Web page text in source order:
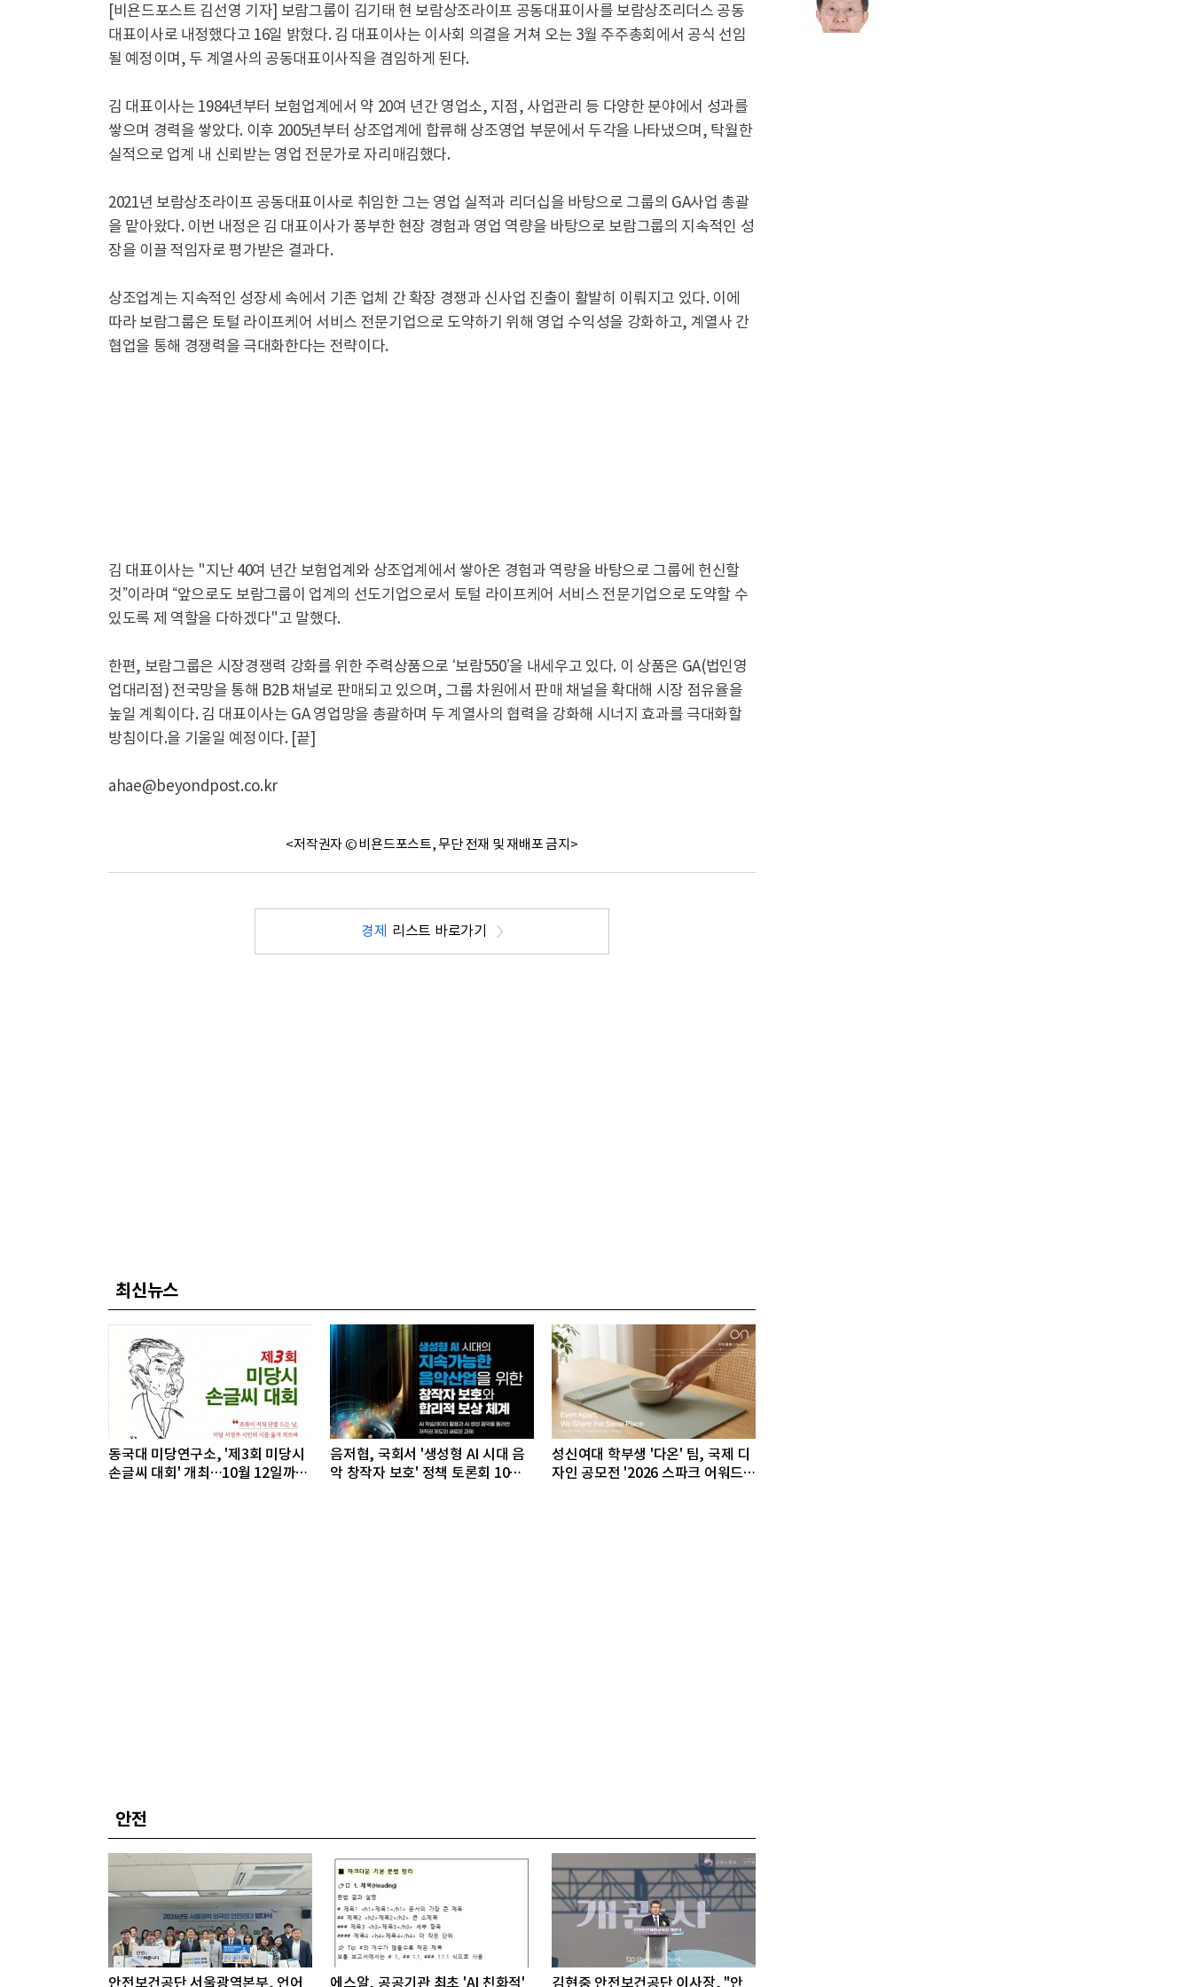
[비욘드포스트 김선영 기자] 보람그룹이 김기태 현 보람상조라이프 공동대표이사를 보람상조리더스 공동
대표이사로 내정했다고 16일 밝혔다. 김 대표이사는 이사회 의결을 거쳐 오는 3월 주주총회에서 공식 선임
될 예정이며, 두 계열사의 공동대표이사직을 겸임하게 된다.
김 대표이사는 1984년부터 보험업계에서 약 20여 년간 영업소, 지점, 사업관리 등 다양한 분야에서 성과를
쌓으며 경력을 쌓았다. 이후 2005년부터 상조업계에 합류해 상조영업 부문에서 두각을 나타냈으며, 탁월한
실적으로 업계 내 신뢰받는 영업 전문가로 자리매김했다.
2021년 보람상조라이프 공동대표이사로 취임한 그는 영업 실적과 리더십을 바탕으로 그룹의 GA사업 총괄
을 맡아왔다. 이번 내정은 김 대표이사가 풍부한 현장 경험과 영업 역량을 바탕으로 보람그룹의 지속적인 성
장을 이끌 적임자로 평가받은 결과다.
상조업계는 지속적인 성장세 속에서 기존 업체 간 확장 경쟁과 신사업 진출이 활발히 이뤄지고 있다. 이에
따라 보람그룹은 토털 라이프케어 서비스 전문기업으로 도약하기 위해 영업 수익성을 강화하고, 계열사 간
협업을 통해 경쟁력을 극대화한다는 전략이다.
김 대표이사는 "지난 40여 년간 보험업계와 상조업계에서 쌓아온 경험과 역량을 바탕으로 그룹에 헌신할
것”이라며 “앞으로도 보람그룹이 업계의 선도기업으로서 토털 라이프케어 서비스 전문기업으로 도약할 수
있도록 제 역할을 다하겠다"고 말했다.
한편, 보람그룹은 시장경쟁력 강화를 위한 주력상품으로 ‘보람550’을 내세우고 있다. 이 상품은 GA(법인영
업대리점) 전국망을 통해 B2B 채널로 판매되고 있으며, 그룹 차원에서 판매 채널을 확대해 시장 점유율을
높일 계획이다. 김 대표이사는 GA 영업망을 총괄하며 두 계열사의 협력을 강화해 시너지 효과를 극대화할
방침이다.을 기울일 예정이다. [끝]
ahae@beyondpost.co.kr
<저작권자 © 비욘드포스트, 무단 전재 및 재배포 금지>
경제 리스트 바로가기
최신뉴스
동국대 미당연구소, '제3회 미당시
손글씨 대회' 개최…10월 12일까지
음저협, 국회서 '생성형 AI 시대 음
악 창작자 보호' 정책 토론회 10일
성신여대 학부생 '다온' 팀, 국제 디
자인 공모전 '2026 스파크 어워드'
안전
안전보건공단 서울광역본부, 언어 에스알, 공공기관 최초 'AI 친화적' 김현중 안전보건공단 이사장, "안